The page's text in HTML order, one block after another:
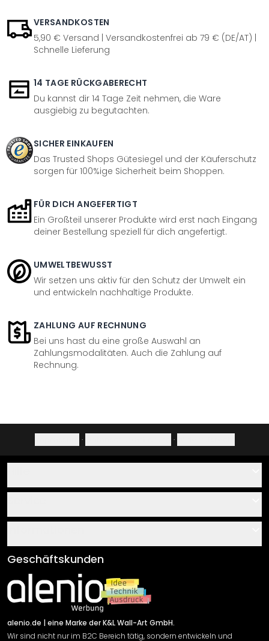
VERSANDKOSTEN
5,90 € Versand | Versandkostenfrei ab 79 € (DE/AT) |
Schnelle Lieferung
14 TAGE RÜCKGABERECHT
Du kannst dir 14 Tage Zeit nehmen, die Ware
ausgiebig zu begutachten.
SICHER EINKAUFEN
Das Trusted Shops Gütesiegel und der Käuferschutz
sorgen für 100%ige Sicherheit beim Shoppen.
FÜR DICH ANGEFERTIGT
Ein Großteil unserer Produkte wird erst nach Eingang
deiner Bestellung speziell für dich angefertigt.
UMWELTBEWUSST
Wir setzen uns aktiv für den Schutz der Umwelt ein
und entwickeln nachhaltige Produkte.
ZAHLUNG AUF RECHNUNG
Bei uns hast du eine große Auswahl an
Zahlungsmodalitäten. Auch die Zahlung auf
Rechnung.
· ·
Über uns
Klebe- und Montageanleitungen
Newsletter An-/Abmeldung
Sendungsverfolgung
AGB
Impressum
Versand & Zahlung
Rücksendung
Widerrufsrecht
Geschäftskunden
alenio.de | eine Marke der K&L Wall-Art GmbH.
Wir sind nicht nur im B2C Bereich tätig, sondern entwickeln und